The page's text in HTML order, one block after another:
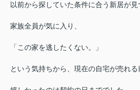
以前から探していた条件に合う新居が見
家族全員が気に入り、
「この家を逃したくない。」
という気持ちから、現在の自宅が売れる